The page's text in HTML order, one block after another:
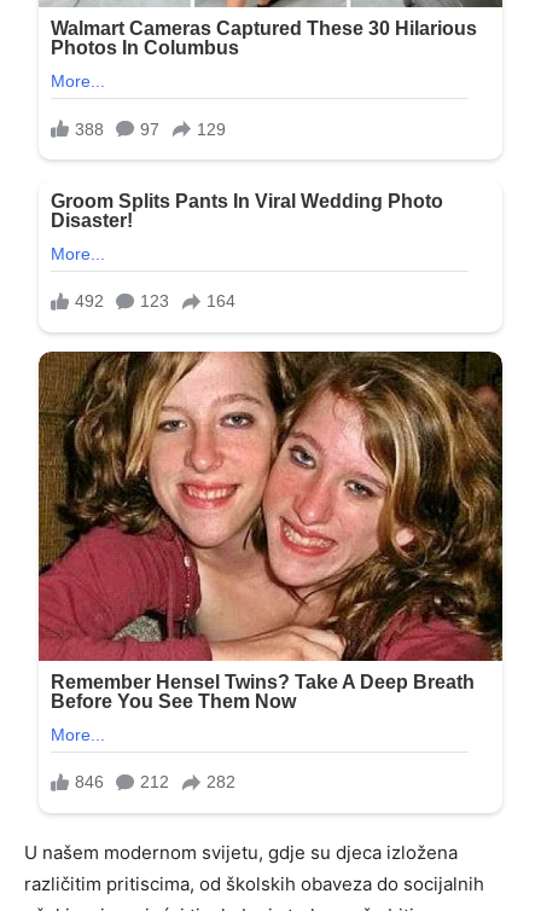
U našem modernom svijetu, gdje su djeca izložena
različitim pritiscima, od školskih obaveza do socijalnih